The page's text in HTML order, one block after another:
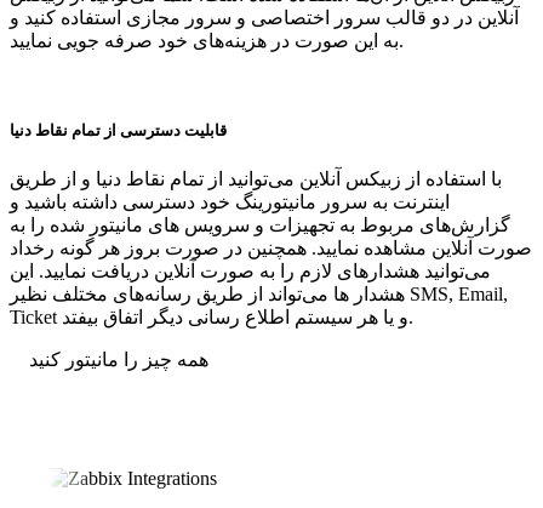
آنلاین در دو قالب سرور اختصاصی و سرور مجازی استفاده کنید و
به این صورت در هزینه‌های خود صرفه جویی نمایید.
قابلیت دسترسی از تمام نقاط دنیا
با استفاده از زبیکس آنلاین می‌توانید از تمام نقاط دنیا و از طریق
اینترنت به سرور مانیتورینگ خود دسترسی داشته باشید و
گزارش‌های مربوط به تجهیزات و سرویس های مانیتور شده را به
صورت آنلاین مشاهده نمایید. همچنین در صورت بروز هر گونه رخداد
می‌توانید هشدارهای لازم را به صورت آنلاین دریافت نمایید. این
هشدار ها می‌تواند از طریق رسانه‌های مختلف نظیر SMS, Email,
Ticket و یا هر سیستم اطلاع رسانی دیگر اتفاق بیفتد.
همه چیز را مانیتور کنید